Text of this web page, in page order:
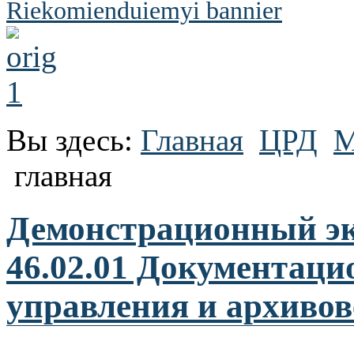
Вы здесь: Главная ЦРД
главная
Демонстрационный
46.02.01
управления и